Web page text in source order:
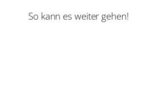
So kann es weiter gehen!